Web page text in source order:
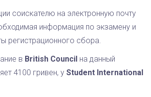
соискателю на электронную почту
информация по экзамену и
регистрационного сбора.
в British Council на данный
4100 гривен, у Student International